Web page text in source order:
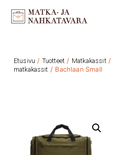
Etusivu / Tuotteet / Matkakassit/
matkakassit / Bachlaan Small